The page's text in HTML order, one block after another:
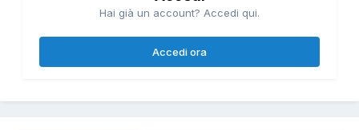
Hai già un account? Accedi qui.
Accedi ora